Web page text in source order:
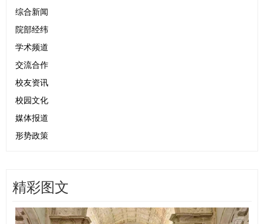
综合新闻
院部经纬
学术频道
交流合作
校友资讯
校园文化
媒体报道
形势政策
精彩图文